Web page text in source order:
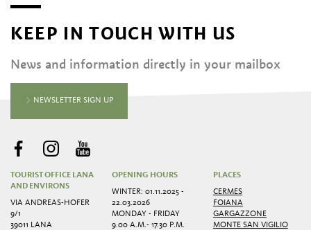
KEEP IN TOUCH WITH US
News and information directly in your mailbox
NEWSLETTER SIGN UP
TOURIST OFFICE LANA
AND ENVIRONS
VIA ANDREAS-HOFER
9/1
39011 LANA
OPENING HOURS
WINTER: 01.11.2025 -
22.03.2026
MONDAY - FRIDAY
9.00 A.M.- 17.30 P.M.
PLACES
CERMES
FOIANA
GARGAZZONE
MONTE SAN VIGILIO